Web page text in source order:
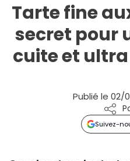
Tarte fine
secret pour
cuite et
Publié le 02/
Suivez-